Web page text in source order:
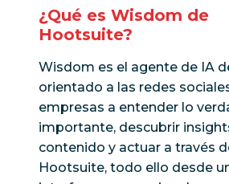
¿Qué es Wisdom de
Hootsuite?
Wisdom es el agente de IA
orientado a las redes
empresas a entender lo
importante, descubrir
contenido y actuar a través
Hootsuite, todo ello desde